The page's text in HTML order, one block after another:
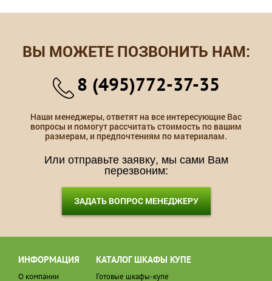
ВЫ МОЖЕТЕ ПОЗВОНИТЬ НАМ:
8 (495)772-37-35
Наши менеджеры, ответят на все интересующие Вас
вопросы и помогут рассчитать стоимость по вашим
размерам, и предпочтениям по материалам.
Или отправьте заявку, мы сами Вам
перезвоним:
ЗАДАТЬ ВОПРОС МЕНЕДЖЕРУ
ИНФОРМАЦИЯ
О компании
КАТАЛОГ ШКАФЫ КУПЕ
Готовые шкафы-купе